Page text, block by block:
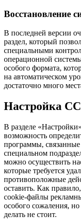
Восстановление
В последней версии
раздел, который
специальными
операционной
особого формата,
на автоматическом
достаточно много
Настройка
В разделе
возможность
программы,
специальном
можно осуществить
которые требуется
противоположные
оставить. Как
cookie-файлы
особого сожаления,
делать не стоит.